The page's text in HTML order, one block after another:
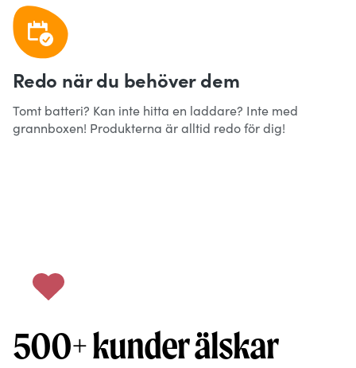
Redo när du behöver dem
Tomt batteri? Kan inte hitta en laddare? Inte med
grannboxen! Produkterna är alltid redo för dig!
500+ kunder älskar